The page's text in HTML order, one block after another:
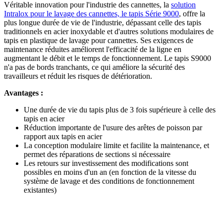
Véritable innovation pour l'industrie des cannettes, la solution
Intralox pour le lavage des cannettes, le tapis Série 9000, offre la
plus longue durée de vie de l'industrie, dépassant celle des tapis
traditionnels en acier inoxydable et d'autres solutions modulaires de
tapis en plastique de lavage pour cannettes. Ses exigences de
maintenance réduites améliorent l'efficacité de la ligne en
augmentant le débit et le temps de fonctionnement. Le tapis S9000
n'a pas de bords tranchants, ce qui améliore la sécurité des
travailleurs et réduit les risques de détérioration.
Avantages :
Une durée de vie du tapis plus de 3 fois supérieure à celle des
tapis en acier
Réduction importante de l'usure des arêtes de poisson par
rapport aux tapis en acier
La conception modulaire limite et facilite la maintenance, et
permet des réparations de sections si nécessaire
Les retours sur investissement des modifications sont
possibles en moins d'un an (en fonction de la vitesse du
système de lavage et des conditions de fonctionnement
existantes)